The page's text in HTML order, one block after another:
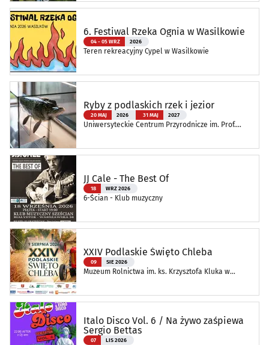
6. Festiwal Rzeka Ognia w Wasilkowie
04 - 05 WRZ 2026
Teren rekreacyjny Cypel w Wasilkowie
Ryby z podlaskich rzek i jezior
20 MAJ 2026 31 MAJ 2027
Uniwersyteckie Centrum Przyrodnicze im. Prof.
JJ Cale - The Best Of
18 WRZ 2026
6-Ścian - Klub muzyczny
XXIV Podlaskie Święto Chleba
09 SIE 2026
Muzeum Rolnictwa im. ks. Krzysztofa Kluka w
Italo Disco Vol. 6 / Na żywo zaśpiewa
Sergio Bettas
07 LIS 2026